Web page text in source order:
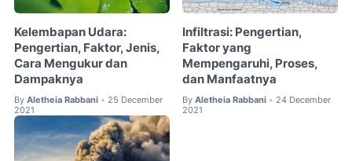
Kelembapan Udara:
Pengertian, Faktor, Jenis,
Cara Mengukur dan
Dampaknya
By Aletheia Rabbani • 25 December
2021
Infiltrasi: Pengertian,
Faktor yang
Mempengaruhi, Proses,
dan Manfaatnya
By Aletheia Rabbani • 24 December
2021